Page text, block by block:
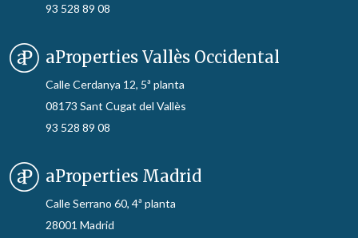
93 528 89 08
aProperties Vallès Occidental
Calle Cerdanya 12, 5ª planta
08173 Sant Cugat del Vallès
93 528 89 08
aProperties Madrid
Calle Serrano 60, 4ª planta
28001 Madrid